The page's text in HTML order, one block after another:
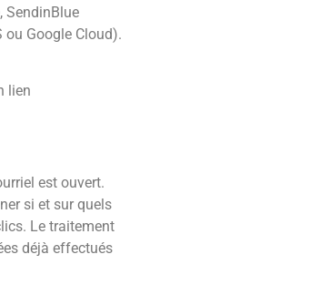
SendinBlue
ou Google Cloud).
lien
est ouvert.
si et sur quels
Le traitement
déjà effectués